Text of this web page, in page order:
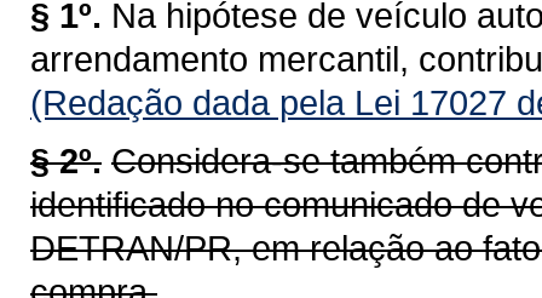
§ 1º. Na hipótese de veículo
arrendamento mercantil,
(Redação dada pela Lei 17027
§ 2º. Considera-se também
identificado no comunicado de
DETRAN/PR, em relação ao